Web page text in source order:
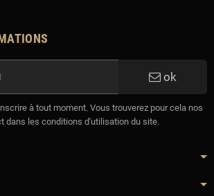
ok
à tout moment. Vous trouverez pour cela nos
dans les conditions d'utilisation du site.